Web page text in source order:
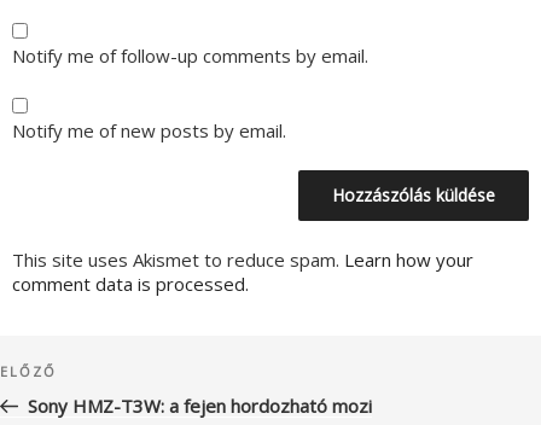
Notify me of follow-up comments by email.
Notify me of new posts by email.
This site uses Akismet to reduce spam. Learn how your
comment data is processed.
navigáció
Korábbi
bejegyzés
ELŐZŐ
Sony HMZ-T3W: a fejen hordozható mozi